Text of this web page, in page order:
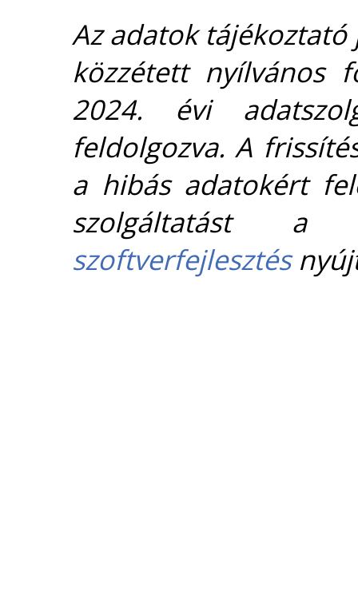
Az adatok
közzétett nyílvános
2024. évi
feldolgozva. A
a hibás adatokért
szolgáltatást
szoftverfejlesztés